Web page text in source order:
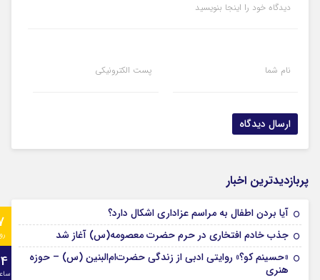
دیدگاه خود را اینجا بنویسید
نام شما پست الکترونیکی
پربازدیدترین اخبار
آیا بردن اطفال به مراسم عزادارى اشکال دارد؟
جذب خادم افتخاری در حرم حضرت معصومه(س) آغاز شد
«حسینم کو؟» روایتی ادبی از زندگی حضرت‌ام‌البنین (س) – حوزه
هنری